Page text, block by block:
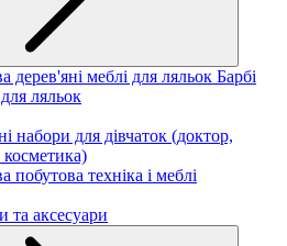
дерев'яні меблі для ляльок Барбі
ляльок
набори для дівчаток (доктор,
побутова техніка і меблі
та аксесуари